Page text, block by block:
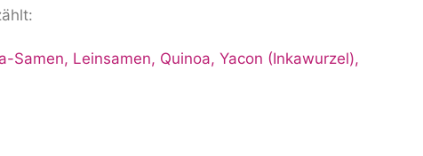
Samen, Leinsamen, Quinoa, Yacon (Inkawurzel),